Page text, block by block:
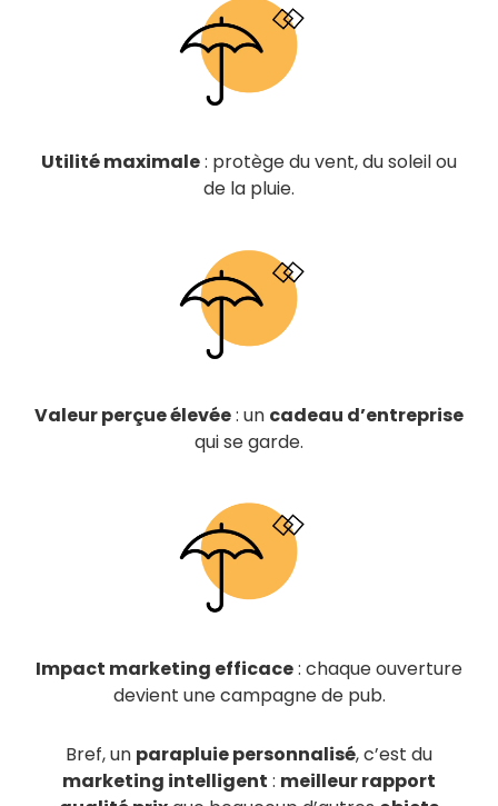
Utilité maximale: protège du vent, du soleil ou
de la pluie.
Valeur perçue élevée: un cadeau d’entreprise
qui se garde.
Impact marketing efficace: chaque ouverture
devient une campagne de pub.
Bref, un parapluie personnalisé, c’est du
marketing intelligent : meilleur rapport